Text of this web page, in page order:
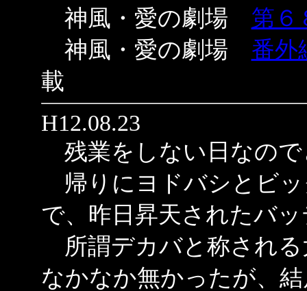
神風・愛の劇場 第６
神風・愛の劇場 番外
載
H12.08.23
残業をしない日なので
帰りにヨドバシとビ
で、昨日昇天されたバ
所謂デカバと称される
なかなか無かったが、